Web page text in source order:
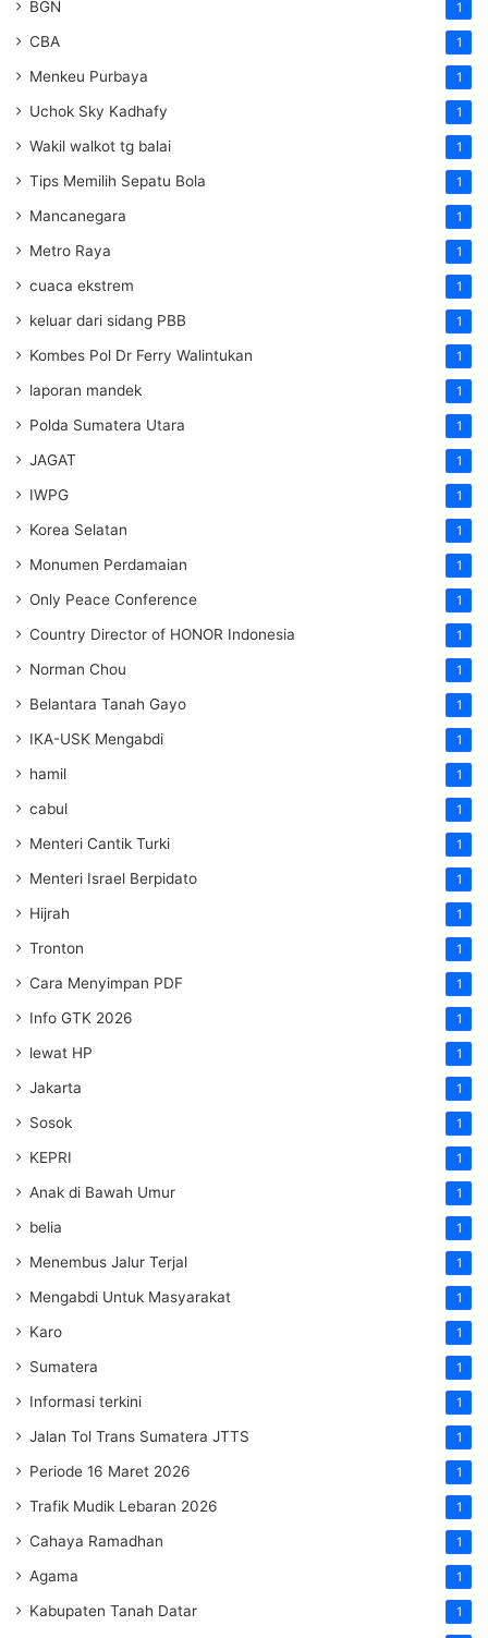
BGN 1
CBA 1
Menkeu Purbaya 1
Uchok Sky Kadhafy 1
Wakil walkot tg balai 1
Tips Memilih Sepatu Bola 1
Mancanegara 1
Metro Raya 1
cuaca ekstrem 1
keluar dari sidang PBB 1
Kombes Pol Dr Ferry Walintukan 1
laporan mandek 1
Polda Sumatera Utara 1
JAGAT 1
IWPG 1
Korea Selatan 1
Monumen Perdamaian 1
Only Peace Conference 1
Country Director of HONOR Indonesia 1
Norman Chou 1
Belantara Tanah Gayo 1
IKA-USK Mengabdi 1
hamil 1
cabul 1
Menteri Cantik Turki 1
Menteri Israel Berpidato 1
Hijrah 1
Tronton 1
Cara Menyimpan PDF 1
Info GTK 2026 1
lewat HP 1
Jakarta 1
Sosok 1
KEPRI 1
Anak di Bawah Umur 1
belia 1
Menembus Jalur Terjal 1
Mengabdi Untuk Masyarakat 1
Karo 1
Sumatera 1
Informasi terkini 1
Jalan Tol Trans Sumatera JTTS 1
Periode 16 Maret 2026 1
Trafik Mudik Lebaran 2026 1
Cahaya Ramadhan 1
Agama 1
Kabupaten Tanah Datar 1